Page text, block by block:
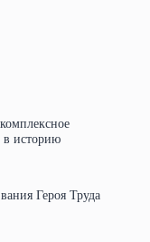
в историю
Героя Труда